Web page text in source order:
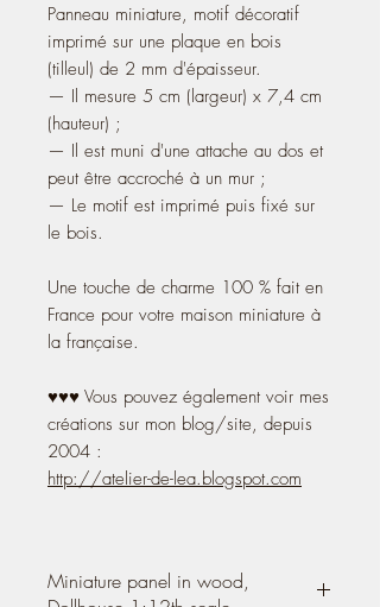
Panneau miniature, motif décoratif
imprimé sur une plaque en bois
(tilleul) de 2 mm d'épaisseur.
— Il mesure 5 cm (largeur) x 7,4 cm
(hauteur) ;
— Il est muni d'une attache au dos et
peut être accroché à un mur ;
— Le motif est imprimé puis fixé sur
le bois.
Une touche de charme 100 % fait en
France pour votre maison miniature à
la française.
♥♥♥ Vous pouvez également voir mes
créations sur mon blog/site, depuis
2004 :
http://atelier-de-lea.blogspot.com
Miniature panel in wood,